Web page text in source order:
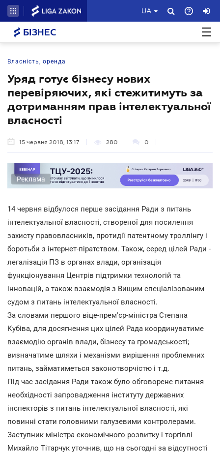
UA
БІЗНЕС
Власність, оренда
Уряд готує бізнесу нових
перевіряючих, які стежитимуть за
дотриманням прав інтелектуальної
власності
15 червня 2018, 13:17 280 0
Реклама
14 червня відбулося перше засідання Ради з питань
інтелектуальної власності, створеної для посилення
захисту правовласників, протидії патентному троллінгу і
боротьби з інтернет-піратством. Також, серед цілей Ради -
легалізація ПЗ в органах влади, організація
функціонування Центрів підтримки технологій та
інновацій, а також взаємодія з Вищим спеціалізованим
судом з питань інтелектуальної власності.
За словами першого віце-прем'єр-міністра Степана
Кубіва, для досягнення цих цілей Рада координуватиме
взаємодію органів влади, бізнесу та громадськості;
визначатиме шляхи і механізми вирішення проблемних
питань, займатиметься законотворчістю і т.д.
Під час засідання Ради також було обговорене питання
необхідності запровадження інституту державних
інспекторів з питань інтелектуальної власності, які
повинні стати головними галузевими контролерами.
Заступник міністра економічного розвитку і торгівлі
Михайло Тітарчук уточнив, що на сьогодні за відсутності